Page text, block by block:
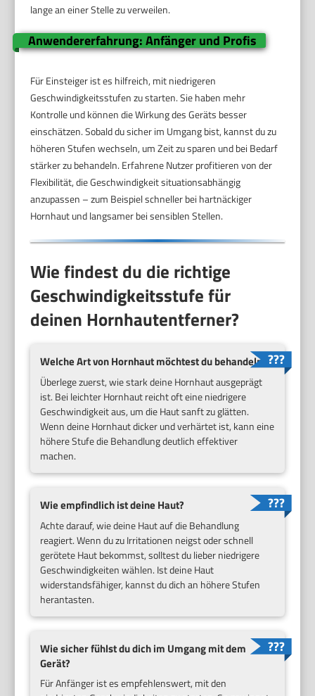
lange an einer Stelle zu verweilen.
Anwendererfahrung: Anfänger und Profis
Für Einsteiger ist es hilfreich, mit niedrigeren
Geschwindigkeitsstufen zu starten. Sie haben mehr
Kontrolle und können die Wirkung des Geräts besser
einschätzen. Sobald du sicher im Umgang bist, kannst du zu
höheren Stufen wechseln, um Zeit zu sparen und bei Bedarf
stärker zu behandeln. Erfahrene Nutzer profitieren von der
Flexibilität, die Geschwindigkeit situationsabhängig
anzupassen – zum Beispiel schneller bei hartnäckiger
Hornhaut und langsamer bei sensiblen Stellen.
Wie findest du die richtige
Geschwindigkeitsstufe für
deinen Hornhautentferner?
Welche Art von Hornhaut möchtest du behandeln?
Überlege zuerst, wie stark deine Hornhaut ausgeprägt
ist. Bei leichter Hornhaut reicht oft eine niedrigere
Geschwindigkeit aus, um die Haut sanft zu glätten.
Wenn deine Hornhaut dicker und verhärtet ist, kann eine
höhere Stufe die Behandlung deutlich effektiver
machen.
Wie empfindlich ist deine Haut?
Achte darauf, wie deine Haut auf die Behandlung
reagiert. Wenn du zu Irritationen neigst oder schnell
gerötete Haut bekommst, solltest du lieber niedrigere
Geschwindigkeiten wählen. Ist deine Haut
widerstandsfähiger, kannst du dich an höhere Stufen
herantasten.
Wie sicher fühlst du dich im Umgang mit dem
Gerät?
Für Anfänger ist es empfehlenswert, mit den